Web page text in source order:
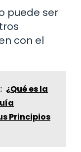
puede ser
con el
¿Qué es la
Principios